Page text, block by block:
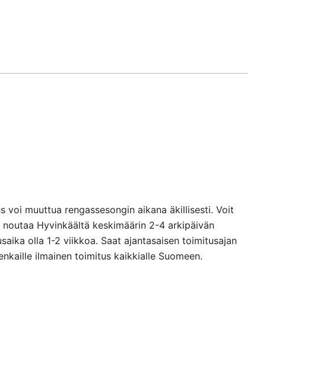
voi muuttua rengassesongin aikana äkillisesti. Voit
Hyvinkäältä keskimäärin 2-4 arkipäivän
olla 1-2 viikkoa. Saat ajantasaisen toimitusajan
ilmainen toimitus kaikkialle Suomeen.